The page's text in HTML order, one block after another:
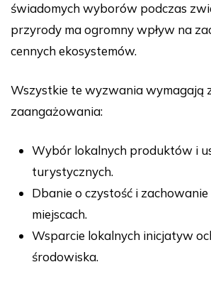
świadomych wyborów podczas
przyrody ma ogromny wpływ na
cennych ekosystemów.
Wszystkie te wyzwania wymagają
zaangażowania:
Wybór lokalnych produktów i
turystycznych.
Dbanie o czystość i
miejscach.
Wsparcie lokalnych inicjatyw
środowiska.